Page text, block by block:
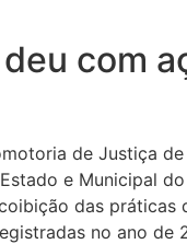
com
de Justiça de
e Municipal
das práticas
no ano de